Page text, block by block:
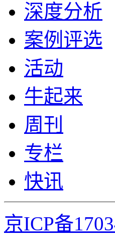
深度分析
案例评选
活动
牛起来
周刊
专栏
快讯
京ICP备